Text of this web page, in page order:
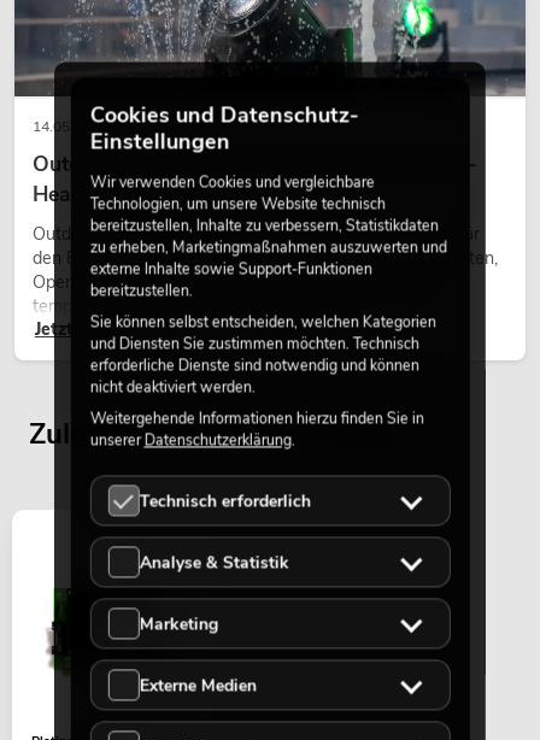
14.05.2026
Outdoor Moving-Heads: Wetterfeste Moving-
Heads bei Events
Outdoor Moving-Heads sind bewegliche Scheinwerfer für
den Einsatz im Freien. Sie werden bei Festivals, Stadtfesten,
Open-Air-Konzerten, Architekturinszenierungen und
temporären Außeninstallationen eingesetzt.
Jetzt lesen
Zuletzt angesehene Artikel
Cookies und Datenschutz-
Einstellungen
Wir verwenden Cookies und vergleichbare
Technologien, um unsere Website technisch
bereitzustellen, Inhalte zu verbessern, Statistikdaten
zu erheben, Marketingmaßnahmen auszuwerten und
externe Inhalte sowie Support-Funktionen
bereitzustellen.
Sie können selbst entscheiden, welchen Kategorien
und Diensten Sie zustimmen möchten. Technisch
erforderliche Dienste sind notwendig und können
nicht deaktiviert werden.
Weitergehende Informationen hierzu finden Sie in
unsererDatenschutzerklärung.
Technisch erforderlich
Analyse & Statistik
Marketing
Externe Medien